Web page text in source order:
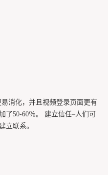
消化，并且视频登录页面更有
50-60％。 建立信任–人们可
立联系。